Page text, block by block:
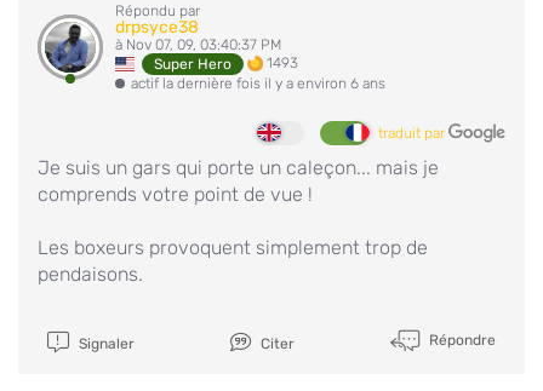
Répondu par
drpsyce38
à Nov 07, 09, 03:40:37 PM
Super Hero
1493
actif la dernière fois il y a environ 6 ans
traduit par
Je suis un gars qui porte un caleçon... mais je
comprends votre point de vue !
Les boxeurs provoquent simplement trop de
pendaisons.
Signaler Citer Répondre